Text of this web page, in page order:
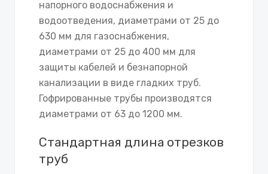
напорного водоснабжения и
водоотведения, диаметрами от 25 до
630 мм для газоснабжения,
диаметрами от 25 до 400 мм для
защиты кабелей и безнапорной
канализации в виде гладких труб.
Гофрированные трубы производятся
диаметрами от 63 до 1200 мм.
Стандартная длина отрезков
труб